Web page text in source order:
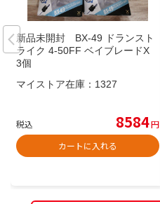
新品未開封 BX-49 ドランスト
ライク 4-50FF ベイブレードX
3個
マイストア在庫： 1327
税込 8584円
カートに入れる